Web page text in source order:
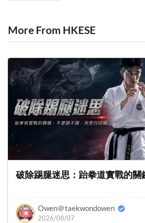
More From HKESE
破除踢腿迷思：跆拳道實戰的關
Owen＠taekwondowen
2026/08/07